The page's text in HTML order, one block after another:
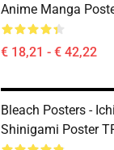
Anime Manga
€ 18,21 - € 42,22
Bleach Posters -
Shinigami Poster